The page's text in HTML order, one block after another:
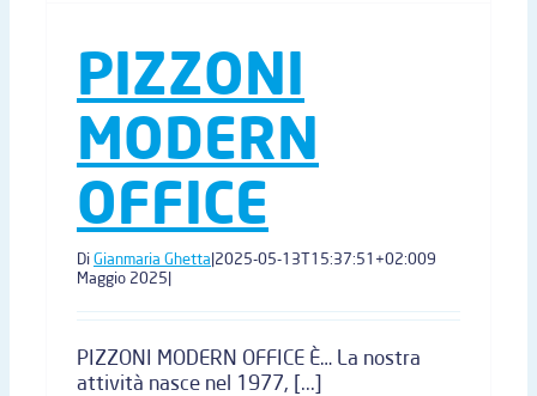
PIZZONI
MODERN
OFFICE
DiGianmaria Ghetta|2025-05-13T15:37:51+02:009
Maggio 2025|
PIZZONI MODERN OFFICE È… La nostra
attività nasce nel 1977, [...]